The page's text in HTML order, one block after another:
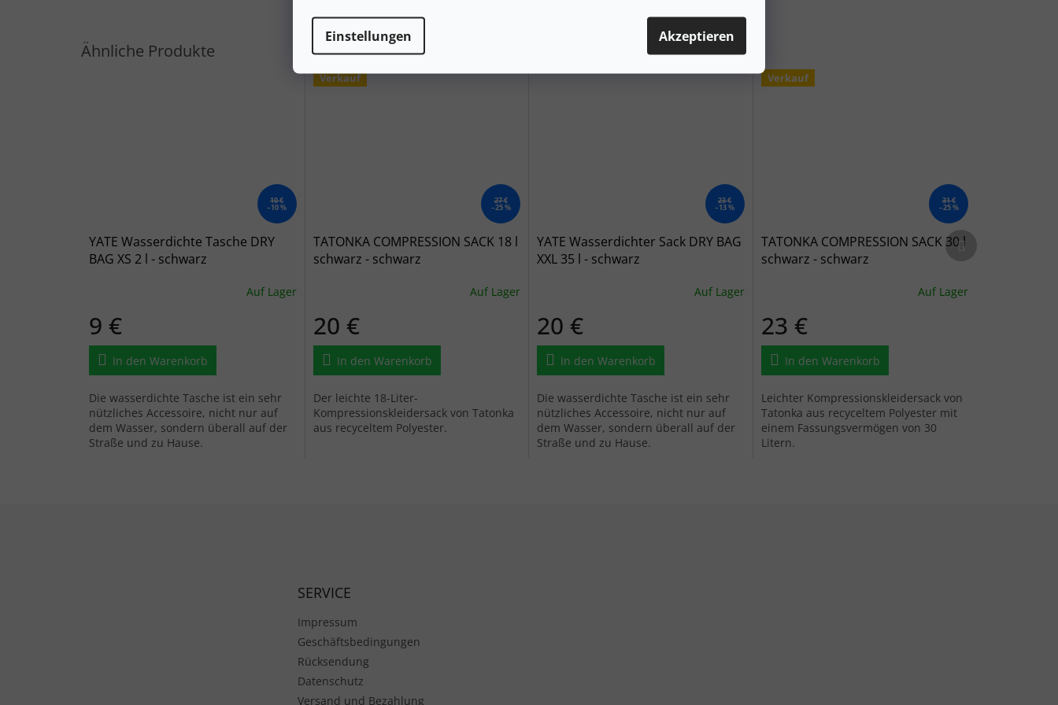
Einstellungen Akzeptieren
10 €
–10 %
YATE Wasserdichte Tasche DRY
BAG XS 2 l - schwarz
Auf Lager
9 €
In den Warenkorb
Die wasserdichte Tasche ist ein sehr
nützliches Accessoire, nicht nur auf
dem Wasser, sondern überall auf der
Straße und zu Hause.
Verkauf
27 €
–25 %
TATONKA COMPRESSION SACK 18 l
schwarz - schwarz
Auf Lager
20 €
In den Warenkorb
Der leichte 18-Liter-
Kompressionskleidersack von Tatonka
aus recyceltem Polyester.
23 €
–13 %
YATE Wasserdichter Sack DRY BAG
XXL 35 l - schwarz
Auf Lager
20 €
In den Warenkorb
Die wasserdichte Tasche ist ein sehr
nützliches Accessoire, nicht nur auf
dem Wasser, sondern überall auf der
Straße und zu Hause.
Verkauf
31 €
–25 %
TATONKA COMPRESSION SACK 30 l
schwarz - schwarz
Auf Lager
23 €
In den Warenkorb
Leichter Kompressionskleidersack von
Tatonka aus recyceltem Polyester mit
einem Fassungsvermögen von 30
Litern.
Nächstes Produkt
SERVICE
Impressum
Geschäftsbedingungen
Rücksendung
Datenschutz
Versand und Bezahlung